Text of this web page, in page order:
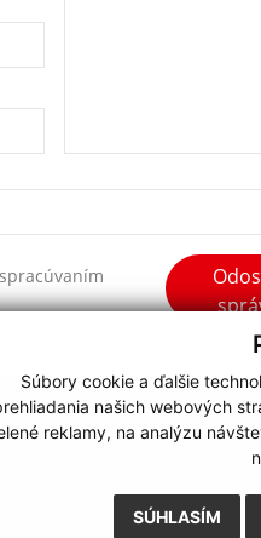
Súbory cookie a ďalšie
našich webových
reklamy, na analýzu
SÚHLASÍM
spracúvaním
s
2,
s.r.o.